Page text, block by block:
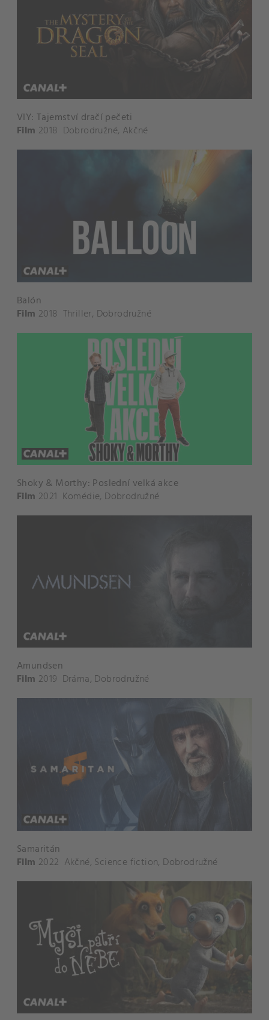
VIY: Tajemství dračí pečeti
Film 2018 Dobrodružné, Akčné
Balón
Film 2018 Thriller, Dobrodružné
Shoky & Morthy: Poslední velká akce
Film 2021 Komédie, Dobrodružné
Amundsen
Film 2019 Dráma, Dobrodružné
Samaritán
Film 2022 Akčné, Science fiction, Dobrodružné